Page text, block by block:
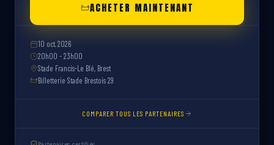
ACHETER MAINTENANT
10 oct. 2026
20h00 - 23h00
Stade Francis-Le Blé, Brest
Billetterie Stade Brestois 29
COMPARER TOUS LES PARTENAIRES